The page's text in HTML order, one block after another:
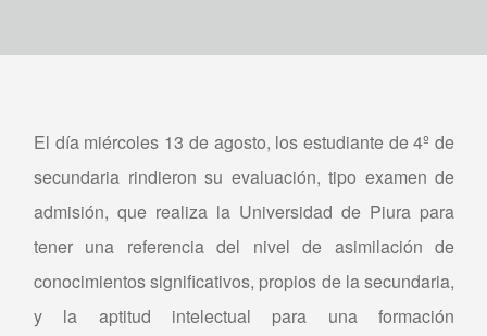
El día miércoles 13 de agosto, los estudiante de 4º de
secundaria rindieron su evaluación, tipo examen de
admisión, que realiza la Universidad de Piura para
tener una referencia del nivel de asimilación de
conocimientos significativos, propios de la secundaria,
y la aptitud intelectual para una formación